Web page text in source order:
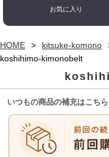
お気に入り
HOME kitsuke-komono
koshihimo-kimonobelt
いつもの商品の補充はこちら